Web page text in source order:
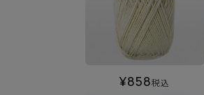
¥858税込